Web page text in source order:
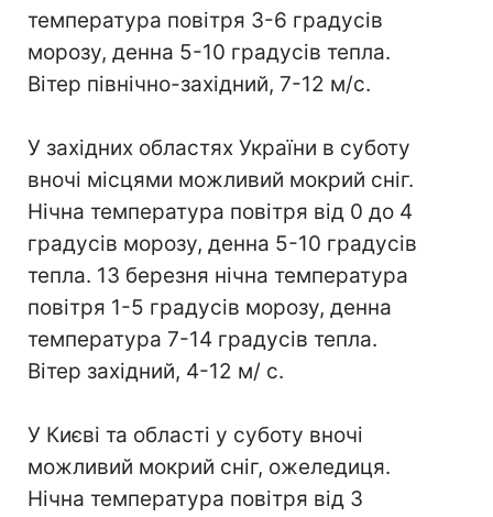
температура повітря 3-6 градусів
морозу, денна 5-10 градусів тепла.
Вітер північно-західний, 7-12 м/с.
У західних областях України в суботу
вночі місцями можливий мокрий сніг.
Нічна температура повітря від 0 до 4
градусів морозу, денна 5-10 градусів
тепла. 13 березня нічна температура
повітря 1-5 градусів морозу, денна
температура 7-14 градусів тепла.
Вітер західний, 4-12 м/ с.
У Києві та області у суботу вночі
можливий мокрий сніг, ожеледиця.
Нічна температура повітря від 3